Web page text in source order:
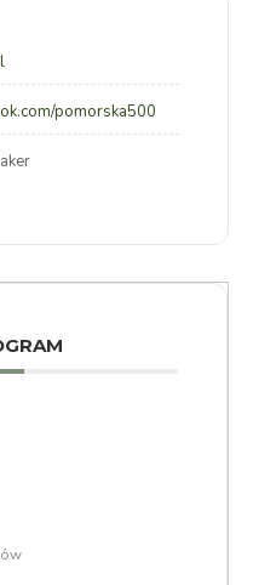
pomorska500